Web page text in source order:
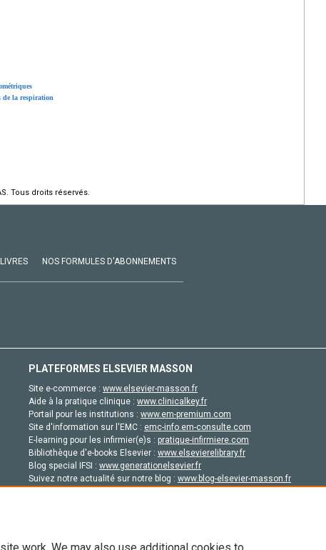
de la respiration
Tous droits réservés.
LIVRES NOS FORMULES D'ABONNEMENTS
PLATEFORMES ELSEVIER MASSON
Site e-commerce : www.elsevier-masson.fr
Aide à la pratique clinique : www.clinicalkey.fr
Portail pour les institutions : www.em-premium.com
Site d'information sur l'EMC : emc-info.em-consulte.com
E-learning pour les infirmier(e)s : pratique-infirmiere.com
Bibliothèque d'e-books Elsevier : www.elsevierelibrary.fr
Blog special IFSI : www.generationelsevier.fr
Suivez notre actualité sur notre blog : www.blog-elsevier-masson.fr